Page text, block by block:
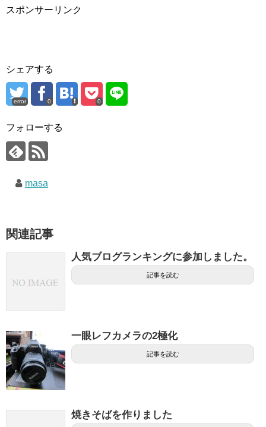
スポンサーリンク
シェアする
error 0 0
フォローする
masa
関連記事
人気ブログランキングに参加しました。
記事を読む
一眼レフカメラの2極化
記事を読む
焼きそばを作りました